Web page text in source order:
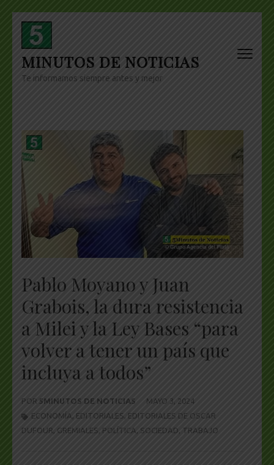
Skip
content
(Press
Enter)
MINUTOS DE NOTICIAS
Te informamos siempre antes y mejor
Pablo Moyano y Juan
Grabois, la dura resistencia
a Milei y la Ley Bases “para
volver a tener un país que
incluya a todos”
POR 5MINUTOS DE NOTICIAS
MAYO 3, 2024
ECONOMÍA , EDITORIALES, EDITORIALES DE OSCAR
DUFOUR, GREMIALES POLÍTICA , SOCIEDAD, TRABAJO